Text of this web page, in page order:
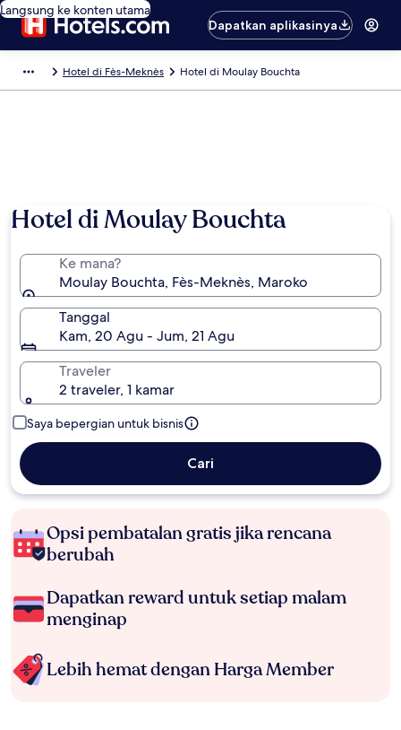
Langsung ke konten utama
Dapatkan aplikasinya
Hotel di Fès-Meknès Hotel di Moulay Bouchta
Hotel di Moulay Bouchta
Ke mana?
Moulay Bouchta, Fès-Meknès, Maroko
Tanggal
Kam, 20 Agu - Jum, 21 Agu
Traveler
2 traveler, 1 kamar
Saya bepergian untuk bisnis
Cari
Opsi pembatalan gratis jika rencana
berubah
Dapatkan reward untuk setiap malam
menginap
Lebih hemat dengan Harga Member